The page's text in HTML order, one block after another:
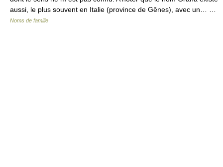
aussi, le plus souvent en Italie (province de Gênes), avec un… …
Noms de famille